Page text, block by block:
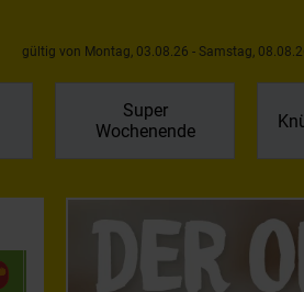
gültig von Montag, 03.08.26 - Samstag,
Super
Wochenende